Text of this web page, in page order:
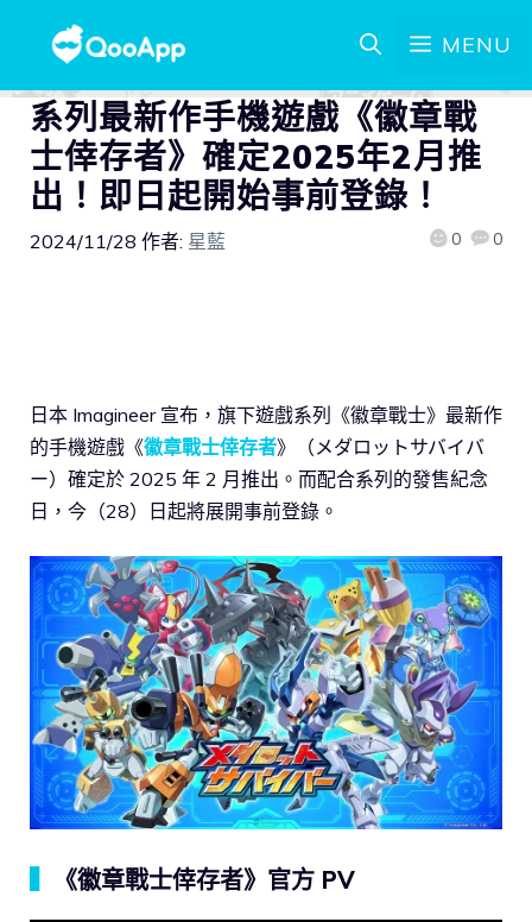
MENU
系列最新作手機遊戲《徽章戰
士倖存者》確定2025年2月推
出！即日起開始事前登錄！
2024/11/28 作者: 星藍 0 0
日本 Imagineer 宣布，旗下遊戲系列《徽章戰士》最新作
的手機遊戲《徽章戰士倖存者》（メダロットサバイバ
ー）確定於 2025 年 2 月推出。而配合系列的發售紀念
日，今（28）日起將展開事前登錄。
《徽章戰士倖存者》官方 PV